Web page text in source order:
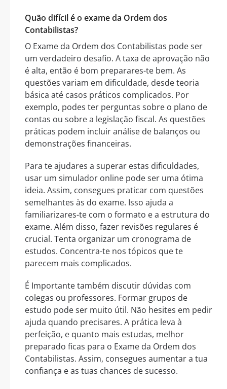
Quão difícil é o exame da Ordem dos
Contabilistas?
O Exame da Ordem dos Contabilistas pode ser
um verdadeiro desafio. A taxa de aprovação não
é alta, então é bom preparares-te bem. As
questões variam em dificuldade, desde teoria
básica até casos práticos complicados. Por
exemplo, podes ter perguntas sobre o plano de
contas ou sobre a legislação fiscal. As questões
práticas podem incluir análise de balanços ou
demonstrações financeiras.
Para te ajudares a superar estas dificuldades,
usar um simulador online pode ser uma ótima
ideia. Assim, consegues praticar com questões
semelhantes às do exame. Isso ajuda a
familiarizares-te com o formato e a estrutura do
exame. Além disso, fazer revisões regulares é
crucial. Tenta organizar um cronograma de
estudos. Concentra-te nos tópicos que te
parecem mais complicados.
É Importante também discutir dúvidas com
colegas ou professores. Formar grupos de
estudo pode ser muito útil. Não hesites em pedir
ajuda quando precisares. A prática leva à
perfeição, e quanto mais estudas, melhor
preparado ficas para o Exame da Ordem dos
Contabilistas. Assim, consegues aumentar a tua
confiança e as tuas chances de sucesso.